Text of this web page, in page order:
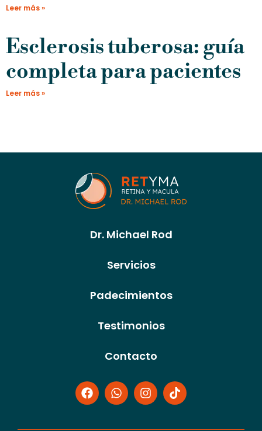
Leer más »
Esclerosis tuberosa: guía
completa para pacientes
Leer más »
Dr. Michael Rod
Servicios
Padecimientos
Testimonios
Contacto